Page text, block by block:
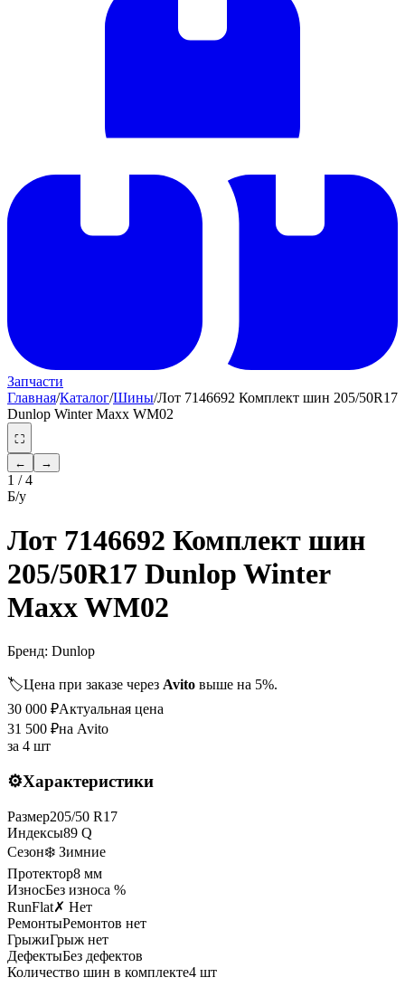
Запчасти
Главная/Каталог/Шины/Лот 7146692 Комплект шин 205/50R17
Dunlop Winter Maxx WM02
⛶
←
→
1 /4
Б/у
Лот 7146692 Комплект шин
205/50R17 Dunlop Winter
Maxx WM02
Бренд: Dunlop
🏷️Цена при заказе через Avito выше на 5%.
30 000 ₽Актуальная цена
31 500 ₽на Avito
за 4 шт
⚙️Характеристики
Размер205/50 R17
Индексы89 Q
Сезон❄️ Зимние
Протектор8 мм
ИзносБез износа %
RunFlat✗ Нет
РемонтыРемонтов нет
ГрыжиГрыж нет
ДефектыБез дефектов
Количество шин в комплекте4 шт